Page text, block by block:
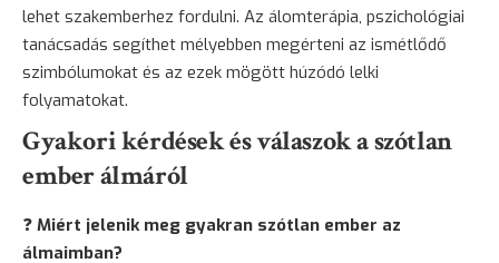
lehet szakemberhez fordulni. Az álomterápia, pszichológiai
tanácsadás segíthet mélyebben megérteni az ismétlődő
szimbólumokat és az ezek mögött húzódó lelki
folyamatokat.
Gyakori kérdések és válaszok a szótlan
ember álmáról
❓ Miért jelenik meg gyakran szótlan ember az
álmaimban?